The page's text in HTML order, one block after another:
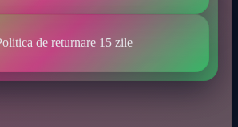
de returnare 15 zile